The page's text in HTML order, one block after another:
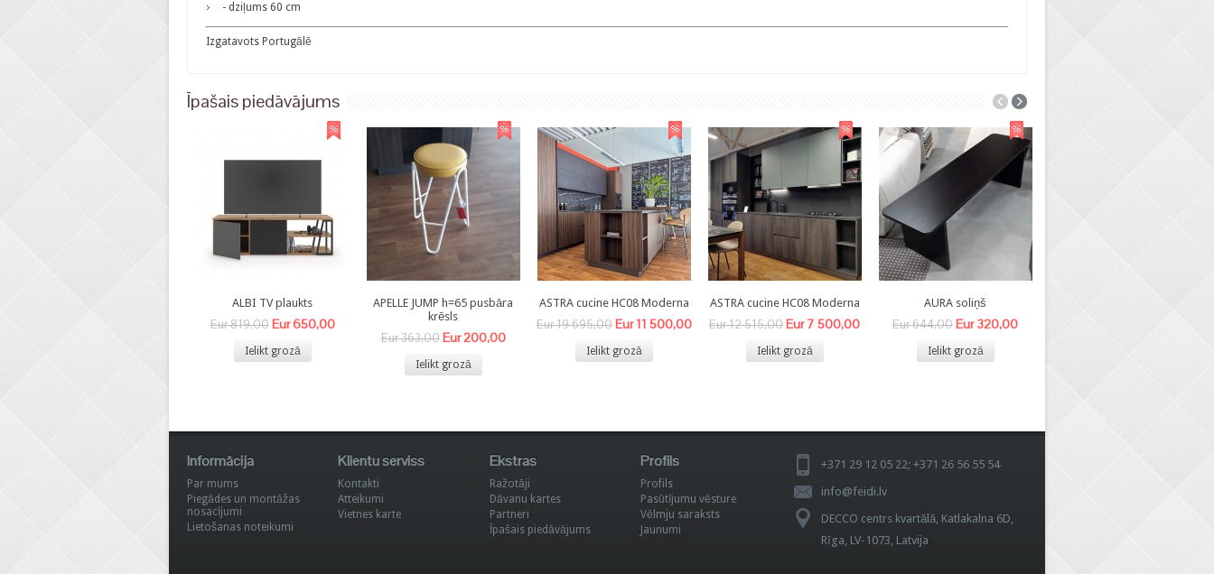
- dziļums 60 cm
Izgatavots Portugālē
Īpašais piedāvājums
ALBI TV plaukts
Eur 819,00 Eur 650,00
Ielikt grozā
APELLE JUMP h=65 pusbāra
krēsls
Eur 363,00 Eur 200,00
Ielikt grozā
ASTRA cucine HC08 Moderna
Eur 19 695,00 Eur 11 500,00
Ielikt grozā
ASTRA cucine HC08 Moderna
Eur 12 515,00Eur 7 500,00
Ielikt grozā
AURA soliņš
Eur 644,00Eur 320,00
Ielikt grozā
Informācija
Par mums
Piegādes un montāžas
nosacījumi
Lietošanas noteikumi
Klientu serviss
Kontakti
Atteikumi
Vietnes karte
Ekstras
Ražotāji
Dāvanu kartes
Partneri
Īpašais piedāvājums
Profils
Profils
Pasūtījumu vēsture
Vēlmju saraksts
Jaunumi
+371 29 12 05 22; +371 26 56 55 54
info@feidi.lv
DECCO centrs kvartālā, Katlakalna 6D,
Rīga, LV-1073, Latvija